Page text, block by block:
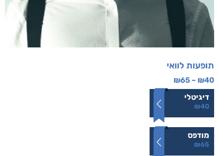
תופעות לוואי
₪40
–
₪65
דיגיטלי
₪40
מודפס
₪65